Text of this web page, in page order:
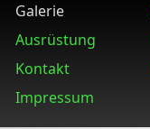
Galerie
Ausrüstung
Kontakt
Impressum